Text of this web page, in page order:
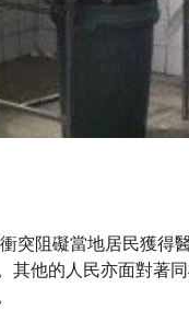
突阻礙當地居民獲
他的人民亦面對著